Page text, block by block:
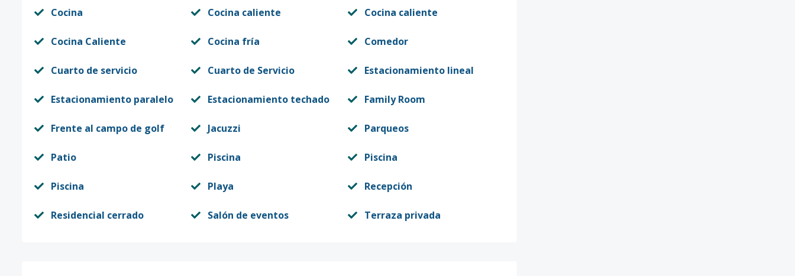
Cocina Cocina caliente Cocina caliente
Cocina Caliente Cocina fría Comedor
Cuarto de servicio Cuarto de Servicio Estacionamiento lineal
Estacionamiento paralelo Estacionamiento techado Family Room
Frente al campo de golf Jacuzzi Parqueos
Patio Piscina Piscina
Piscina Playa Recepción
Residencial cerrado Salón de eventos Terraza privada